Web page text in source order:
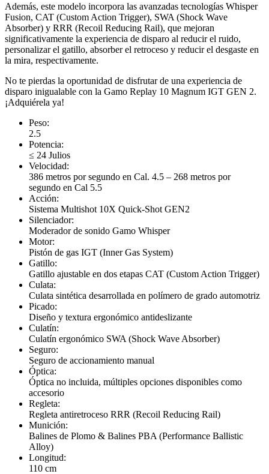
Además, este modelo incorpora las avanzadas tecnologías Whisper
Fusion, CAT (Custom Action Trigger), SWA (Shock Wave
Absorber) y RRR (Recoil Reducing Rail), que mejoran
significativamente la experiencia de disparo al reducir el ruido,
personalizar el gatillo, absorber el retroceso y reducir el desgaste en
la mira, respectivamente.
No te pierdas la oportunidad de disfrutar de una experiencia de
disparo inigualable con la Gamo Replay 10 Magnum IGT GEN 2.
¡Adquiérela ya!
Peso:
2.5
Potencia:
≤ 24 Julios
Velocidad:
386 metros por segundo en Cal. 4.5 – 268 metros por
segundo en Cal 5.5
Acción:
Sistema Multishot 10X Quick-Shot GEN2
Silenciador:
Moderador de sonido Gamo Whisper
Motor:
Pistón de gas IGT (Inner Gas System)
Gatillo:
Gatillo ajustable en dos etapas CAT (Custom Action Trigger)
Culata:
Culata sintética desarrollada en polímero de grado automotriz
Picado:
Diseño y textura ergonómico antideslizante
Culatín:
Culatín ergonómico SWA (Shock Wave Absorber)
Seguro:
Seguro de accionamiento manual
Óptica:
Óptica no incluida, múltiples opciones disponibles como
accesorio
Regleta:
Regleta antiretroceso RRR (Recoil Reducing Rail)
Munición:
Balines de Plomo & Balines PBA (Performance Ballistic
Alloy)
Longitud:
110 cm